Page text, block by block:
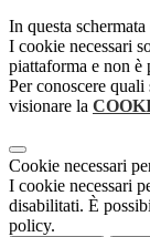
In questa
I cookie necessari
piattaforma e non è
Per conoscere
visionare la
Cookie necessari
I cookie necessari
disabilitati. È
policy.